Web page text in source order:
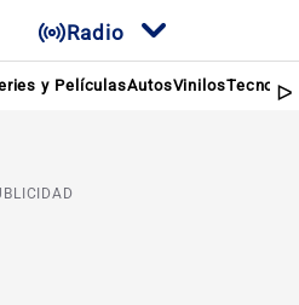
Radio
y PelículasAutosVinilos